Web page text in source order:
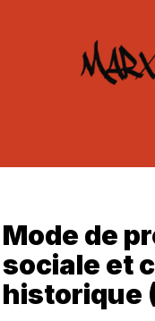
Mode de
sociale et
historique